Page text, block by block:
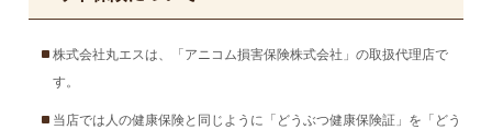
株式会社丸エスは、「アニコム損害保険株式会社」の取扱代理店で
す。
当店では人の健康保険と同じように「どうぶつ健康保険証」を「どう